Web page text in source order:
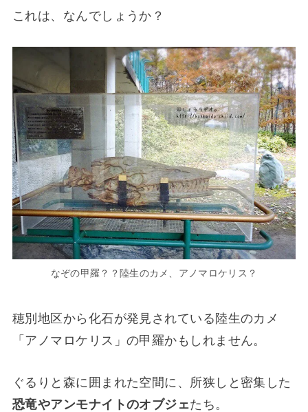
これは、なんでしょうか？
なぞの甲羅？？陸生のカメ、アノマロケリス？
穂別地区から化石が発見されている陸生のカメ
「アノマロケリス」の甲羅かもしれません。
ぐるりと森に囲まれた空間に、所狭しと密集した
恐竜やアンモナイトのオブジェたち。